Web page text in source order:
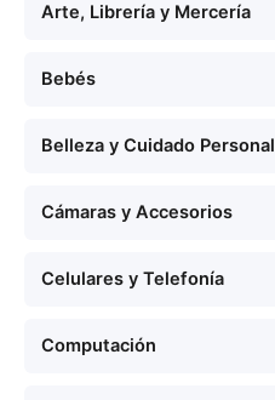
Arte, Librería y Mercería
Bebés
Belleza y Cuidado Personal
Cámaras y Accesorios
Celulares y Telefonía
Computación